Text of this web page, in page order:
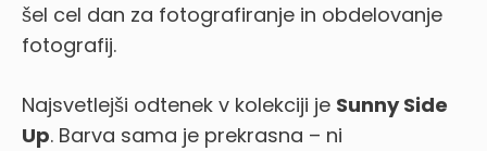
šel cel dan za fotografiranje in obdelovanje
fotografij.
Najsvetlejši odtenek v kolekciji je Sunny Side
Up. Barva sama je prekrasna – ni